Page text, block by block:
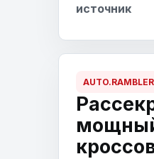
источник